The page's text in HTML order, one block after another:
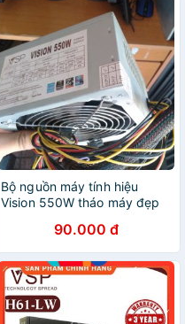
Bộ nguồn máy tính hiệu
Vision 550W tháo máy đẹp
90.000 đ